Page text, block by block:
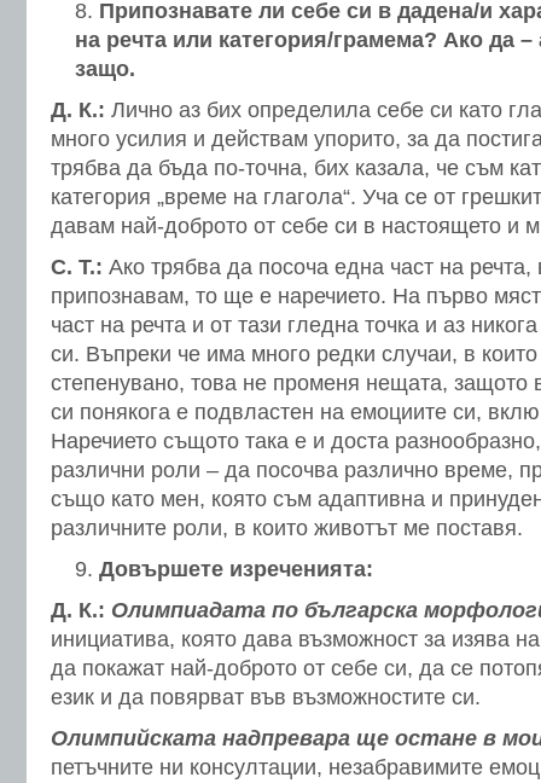
Припознавате ли себе си в дадена/и
на речта или категория/грамема? Ако да –
защо.
Д. К.: Лично аз бих определила себе си като
много усилия и действам упорито, за да
трябва да бъда по-точна, бих казала, че съм
категория „време на глагола“. Уча се от
давам най-доброто от себе си в настоящето и
С. Т.: Ако трябва да посоча една част на речта,
припознавам, то ще е наречието. На първо
част на речта и от тази гледна точка и аз
си. Въпреки че има много редки случаи, в
степенувано, това не променя нещата, защото
си понякога е подвластен на емоциите си,
Наречието същото така е и доста
различни роли – да посочва различно време,
също като мен, която съм адаптивна и
различните роли, в които животът ме поставя.
Довършете изреченията:
Д. К.: Олимпиадата по българска
инициатива, която дава възможност за изява
да покажат най-доброто от себе си, да се
език и да повярват във възможностите си.
Олимпийската надпревара ще остане в
петъчните ни консултации, незабравимите